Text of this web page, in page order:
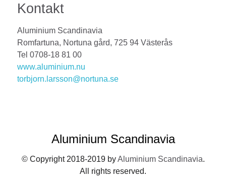
Kontakt
Aluminium Scandinavia
Romfartuna, Nortuna gård, 725 94 Västerås
Tel 0708-18 81 00
www.aluminium.nu
torbjorn.larsson@nortuna.se
Aluminium Scandinavia
© Copyright 2018-2019 byAluminium Scandinavia.
All rights reserved.